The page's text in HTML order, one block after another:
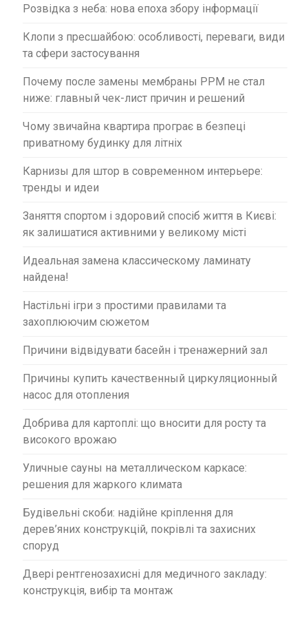
Розвідка з неба: нова епоха збору інформації
Клопи з пресшайбою: особливості, переваги, види
та сфери застосування
Почему после замены мембраны PPM не стал
ниже: главный чек-лист причин и решений
Чому звичайна квартира програє в безпеці
приватному будинку для літніх
Карнизы для штор в современном интерьере:
тренды и идеи
Заняття спортом і здоровий спосіб життя в Києві:
як залишатися активними у великому місті
Идеальная замена классическому ламинату
найдена!
Настільні ігри з простими правилами та
захоплюючим сюжетом
Причини відвідувати басейн і тренажерний зал
Причины купить качественный циркуляционный
насос для отопления
Добрива для картоплі: що вносити для росту та
високого врожаю
Уличные сауны на металлическом каркасе:
решения для жаркого климата
Будівельні скоби: надійне кріплення для
дерев’яних конструкцій, покрівлі та захисних
споруд
Двері рентгенозахисні для медичного закладу:
конструкція, вибір та монтаж